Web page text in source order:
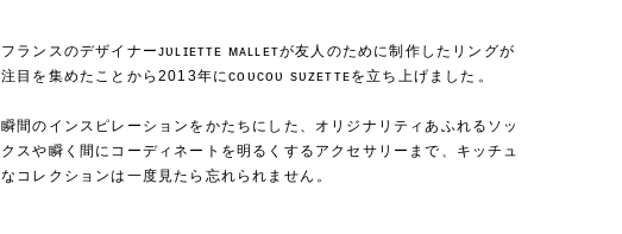
フランスのデザイナーᴊᴜʟɪᴇᴛᴛᴇ ᴍᴀʟʟᴇᴛが友人のために制作したリングが
注目を集めたことから2013年にᴄᴏᴜᴄᴏᴜ sᴜᴢᴇᴛᴛᴇを立ち上げました⁡。
瞬間のインスピレーションをかたちにした、オリジナリティあふれるソッ
クスや瞬く間にコーディネートを明るくするアクセサリーまで、キッチュ
なコレクションは一度見たら忘れられません⁡。